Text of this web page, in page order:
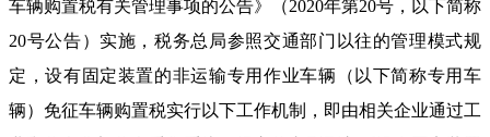
车辆购置税有关管理事项的公告》（2020年第20号，以下简称
20号公告）实施，税务总局参照交通部门以往的管理模式规
定，设有固定装置的非运输专用作业车辆（以下简称专用车
辆）免征车辆购置税实行以下工作机制，即由相关企业通过工